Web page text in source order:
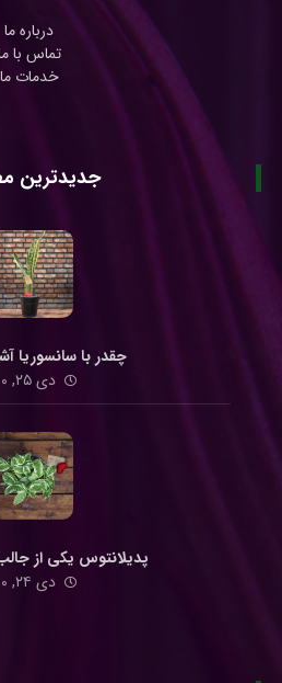
درباره ما
تماس با
خدمات ما
جدیدترین
چقدر با سانسوریا
دی ۲۵, ۱۴۰۰
پدیلانتوس یکی از
دی ۲۴, ۱۴۰۰